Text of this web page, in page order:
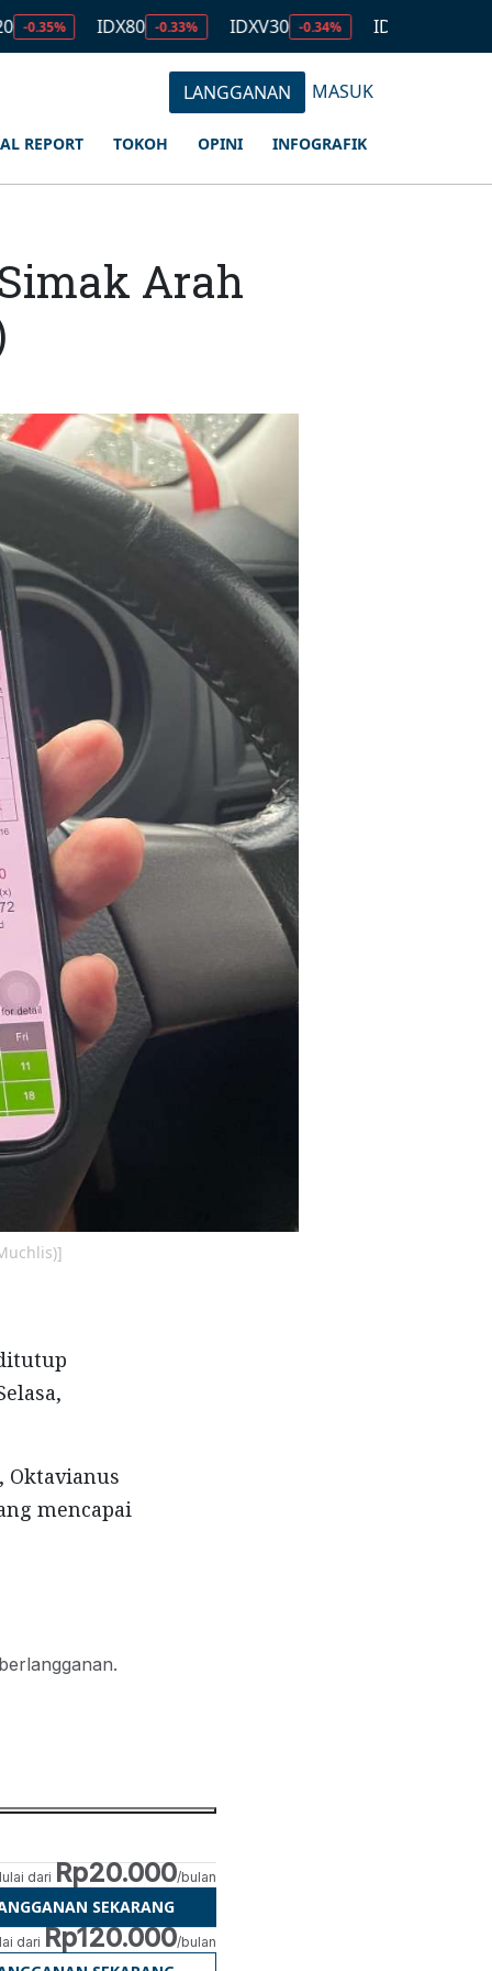
IDX80 -0.33% IDXV30 -0.34% IDXQ30 -0.53%
LANGGANAN MASUK
REPORT TOKOH OPINI INFOGRAFIK
Arah
Oktavianus
mencapai
dari Rp20.000/bulan
SEKARANG
dari Rp120.000/bulan